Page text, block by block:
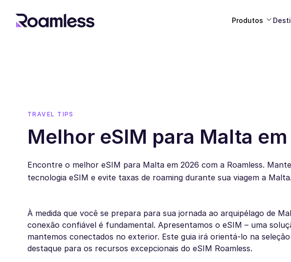
Produtos
TRAVEL TIPS
Melhor eSIM para Malta
Encontre o melhor eSIM para Malta em 2026 com a Roamless.
tecnologia eSIM e evite taxas de roaming durante sua viagem a Malta.
À medida que você se prepara para sua jornada ao arquipélago de
conexão confiável é fundamental. Apresentamos o eSIM – uma
mantemos conectados no exterior. Este guia irá orientá-lo na
destaque para os recursos excepcionais do eSIM Roamless.